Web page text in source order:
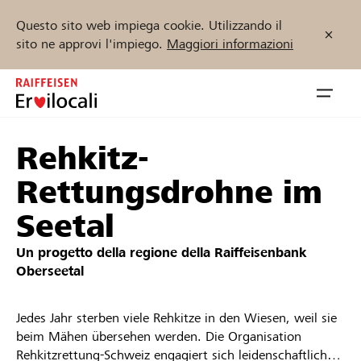
Questo sito web impiega cookie. Utilizzando il
sito ne approvi l'impiego. Maggiori informazioni
Zum
Inhalt
Aiuto & supporto
Rehkitz-
Rettungsdrohne im
Seetal
Un progetto della regione della Raiffeisenbank
Oberseetal
Jedes Jahr sterben viele Rehkitze in den Wiesen, weil sie
beim Mähen übersehen werden. Die Organisation
Rehkitzrettung-Schweiz engagiert sich leidenschaftlich